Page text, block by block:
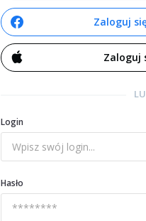
Zaloguj
Zaloguj
Login
Hasło